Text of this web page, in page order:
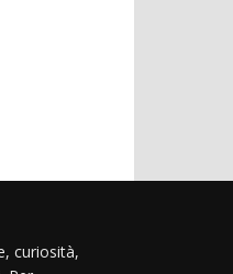
curiosità,